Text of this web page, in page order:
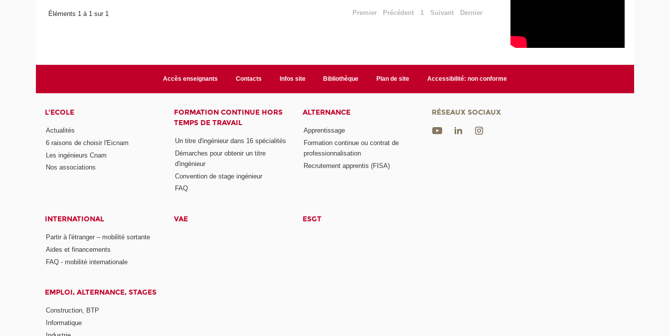
Éléments 1 à 1 sur 1 Premier Précédent 1 Suivant Dernier
Accès enseignants Contacts Infos site Bibliothèque Plan de site Accessibilité: non conforme
L'ECOLE
Actualités
6 raisons de choisir l'Eicnam
Les ingénieurs Cnam
Nos associations
FORMATION CONTINUE HORS
TEMPS DE TRAVAIL
Un titre d'ingénieur dans 16 spécialités
Démarches pour obtenir un titre
d'ingénieur
Convention de stage ingénieur
FAQ
ALTERNANCE
Apprentissage
Formation continue ou contrat de
professionnalisation
Recrutement apprentis (FISA)
INTERNATIONAL
Partir à l'étranger – mobilité sortante
Aides et financements
FAQ - mobilité internationale
VAE ESGT
EMPLOI, ALTERNANCE, STAGES
Construction, BTP
Informatique
RÉSEAUX SOCIAUX